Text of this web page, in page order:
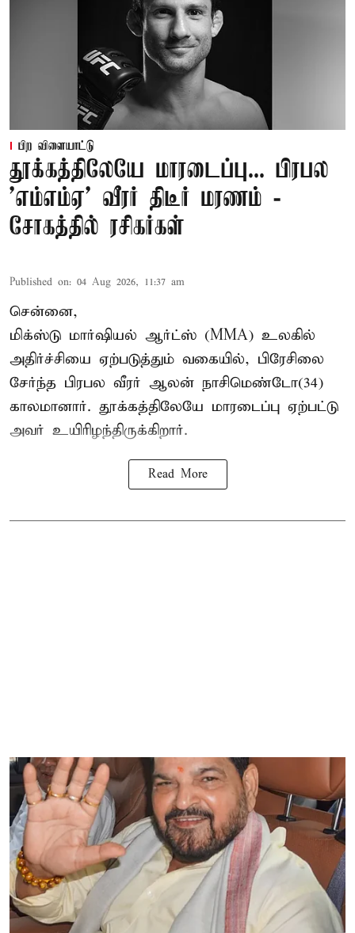
பிற விளையாட்டு
தூக்கத்திலேயே மாரடைப்பு... பிரபல
’எம்எம்ஏ’ வீரர் திடீர் மரணம் -
சோகத்தில் ரசிகர்கள்
Published on: 04 Aug 2026, 11:37 am
சென்னை,
மிக்ஸ்டு மார்ஷியல் ஆர்ட்ஸ் (MMA) உலகில்
அதிர்ச்சியை ஏற்படுத்தும் வகையில், பிரேசிலை
சேர்ந்த பிரபல வீரர் ஆலன் நாசிமெண்டோ(34)
காலமானார். தூக்கத்திலேயே மாரடைப்பு ஏற்பட்டு
அவர் உயிரிழந்திருக்கிறார்.
Read More